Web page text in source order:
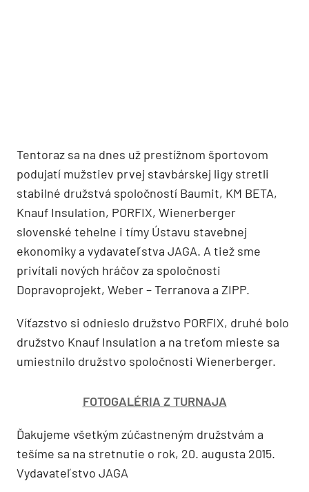
Tentoraz sa na dnes už prestížnom športovom
podujatí mužstiev prvej stavbárskej ligy stretli
stabilné družstvá spoločností Baumit, KM BETA,
Knauf Insulation, PORFIX, Wienerberger
slovenské tehelne i tímy Ústavu stavebnej
ekonomiky a vydavateľstva JAGA. A tiež sme
privítali nových hráčov za spoločnosti
Dopravoprojekt, Weber – Terranova a ZIPP.
Víťazstvo si odnieslo družstvo PORFIX, druhé bolo
družstvo Knauf Insulation a na treťom mieste sa
umiestnilo družstvo spoločnosti Wienerberger.
FOTOGALÉRIA Z TURNAJA
Ďakujeme všetkým zúčastneným družstvám a
tešíme sa na stretnutie o rok, 20. augusta 2015.
Vydavateľstvo JAGA